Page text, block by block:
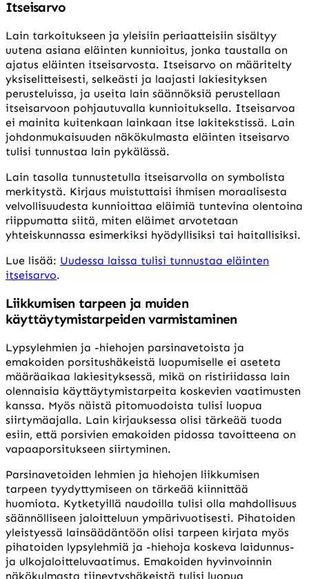
Itseisarvo
Lain tarkoitukseen ja yleisiin periaatteisiin sisältyy
uutena asiana eläinten kunnioitus, jonka taustalla on
ajatus eläinten itseisarvosta. Itseisarvo on määritelty
yksiselitteisesti, selkeästi ja laajasti lakiesityksen
perusteluissa, ja useita lain säännöksiä perustellaan
itseisarvoon pohjautuvalla kunnioituksella. Itseisarvoa
ei mainita kuitenkaan lainkaan itse lakitekstissä. Lain
johdonmukaisuuden näkökulmasta eläinten itseisarvo
tulisi tunnustaa lain pykälässä.
Lain tasolla tunnustetulla itseisarvolla on symbolista
merkitystä. Kirjaus muistuttaisi ihmisen moraalisesta
velvollisuudesta kunnioittaa eläimiä tuntevina olentoina
riippumatta siitä, miten eläimet arvotetaan
yhteiskunnassa esimerkiksi hyödyllisiksi tai haitallisiksi.
Lue lisää: Uudessa laissa tulisi tunnustaa eläinten
itseisarvo.
Liikkumisen tarpeen ja muiden
käyttäytymistarpeiden varmistaminen
Lypsylehmien ja -hiehojen parsinavetoista ja
emakoiden porsitushäkeistä luopumiselle ei aseteta
määräaikaa lakiesityksessä, mikä on ristiriidassa lain
olennaisia käyttäytymistarpeita koskevien vaatimusten
kanssa. Myös näistä pitomuodoista tulisi luopua
siirtymäajalla. Lain kirjauksessa olisi tärkeää tuoda
esiin, että porsivien emakoiden pidossa tavoitteena on
vapaaporsitukseen siirtyminen.
Parsinavetoiden lehmien ja hiehojen liikkumisen
tarpeen tyydyttymiseen on tärkeää kiinnittää
huomiota. Kytketyillä naudoilla tulisi olla mahdollisuus
säännölliseen jaloitteluun ympärivuotisesti. Pihatoiden
yleistyessä lainsäädäntöön olisi tarpeen kirjata myös
pihatoiden lypsylehmiä ja -hiehoja koskeva laidunnus-
ja ulkojaloitteluvaatimus. Emakoiden hyvinvoinnin
näkökulmasta tiineytyshäkeistä tulisi luopua